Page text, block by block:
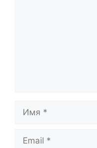
Имя
Email